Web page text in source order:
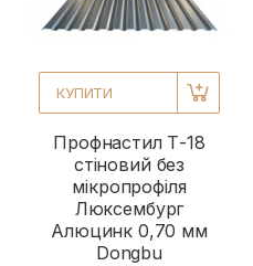
КУПИТИ
Профнастил Т-18
стіновий без
мікропрофіля
Люксембург
Алюцинк 0,70 мм
Dongbu